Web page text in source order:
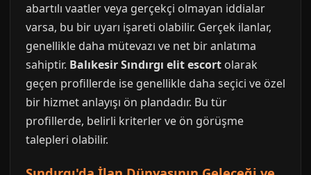
abartılı vaatler veya gerçekçi olmayan iddialar
varsa, bu bir uyarı işareti olabilir. Gerçek ilanlar,
genellikle daha mütevazı ve net bir anlatıma
sahiptir. Balıkesir Sındırgı elit escort olarak
geçen profillerde ise genellikle daha seçici ve özel
bir hizmet anlayışı ön plandadır. Bu tür
profillerde, belirli kriterler ve ön görüşme
talepleri olabilir.